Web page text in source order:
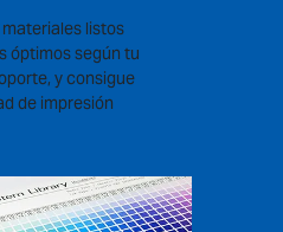
listos
óptimos según tu
y consigue
de impresión